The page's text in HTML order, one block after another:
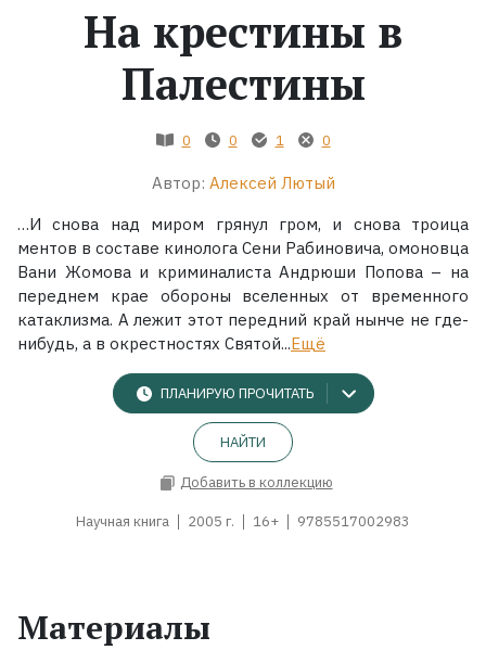
Серии
Экранизации
На крестины в
Палестины
0 0 1 0
Автор: Алексей Лютый
…И снова над миром грянул гром, и снова троица
ментов в составе кинолога Сени Рабиновича, омоновца
Вани Жомова и криминалиста Андрюши Попова – на
переднем крае обороны вселенных от временного
катаклизма. А лежит этот передний край нынче не где-
нибудь, а в окрестностях Святой...Ещё
ПЛАНИРУЮ ПРОЧИТАТЬ
НАЙТИ
Добавить в коллекцию
Научная книга 2005 г. 16+ 9785517002983
Материалы